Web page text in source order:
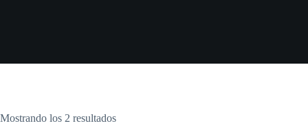
Mostrando los 2 resultados